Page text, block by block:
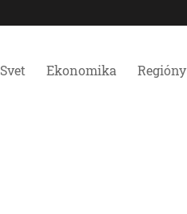
Svet Ekonomika Regióny